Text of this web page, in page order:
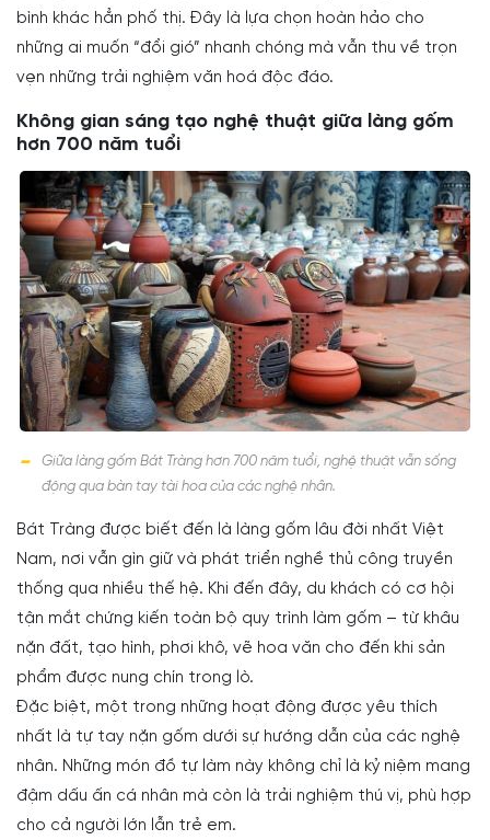
bình khác hẳn phố thị. Đây là lựa chọn hoàn hảo cho
những ai muốn “đổi gió” nhanh chóng mà vẫn thu về trọn
vẹn những trải nghiệm văn hoá độc đáo.
Không gian sáng tạo nghệ thuật giữa làng gốm
hơn 700 năm tuổi
Giữa làng gốm Bát Tràng hơn 700 năm tuổi, nghệ thuật vẫn sống
động qua bàn tay tài hoa của các nghệ nhân.
Bát Tràng được biết đến là làng gốm lâu đời nhất Việt
Nam, nơi vẫn gìn giữ và phát triển nghề thủ công truyền
thống qua nhiều thế hệ. Khi đến đây, du khách có cơ hội
tận mắt chứng kiến toàn bộ quy trình làm gốm – từ khâu
nặn đất, tạo hình, phơi khô, vẽ hoa văn cho đến khi sản
phẩm được nung chín trong lò.
Đặc biệt, một trong những hoạt động được yêu thích
nhất là tự tay nặn gốm dưới sự hướng dẫn của các nghệ
nhân. Những món đồ tự làm này không chỉ là kỷ niệm mang
đậm dấu ấn cá nhân mà còn là trải nghiệm thú vị, phù hợp
cho cả người lớn lẫn trẻ em.